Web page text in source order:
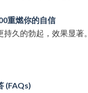
重燃你的自信
持久的勃起，效果显著。
(FAQs)